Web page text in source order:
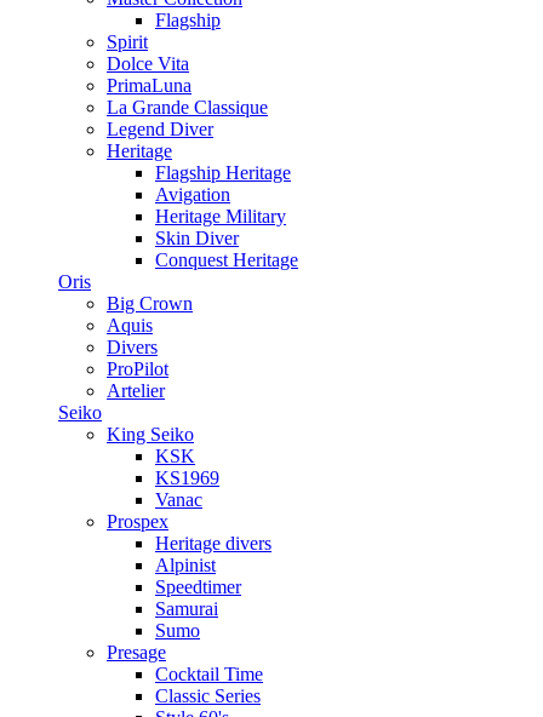
Flagship
Spirit
Dolce Vita
PrimaLuna
La Grande Classique
Legend Diver
Heritage
Flagship Heritage
Avigation
Heritage Military
Skin Diver
Conquest Heritage
Oris
Big Crown
Aquis
Divers
ProPilot
Artelier
Seiko
King Seiko
KSK
KS1969
Vanac
Prospex
Heritage divers
Alpinist
Speedtimer
Samurai
Sumo
Presage
Cocktail Time
Classic Series